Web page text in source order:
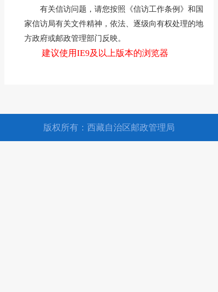
有关信访问题，请您按照《信访工作条例》和国
家信访局有关文件精神，依法、逐级向有权处理的地
方政府或邮政管理部门反映。
建议使用IE9及以上版本的浏览器
版权所有：西藏自治区邮政管理局